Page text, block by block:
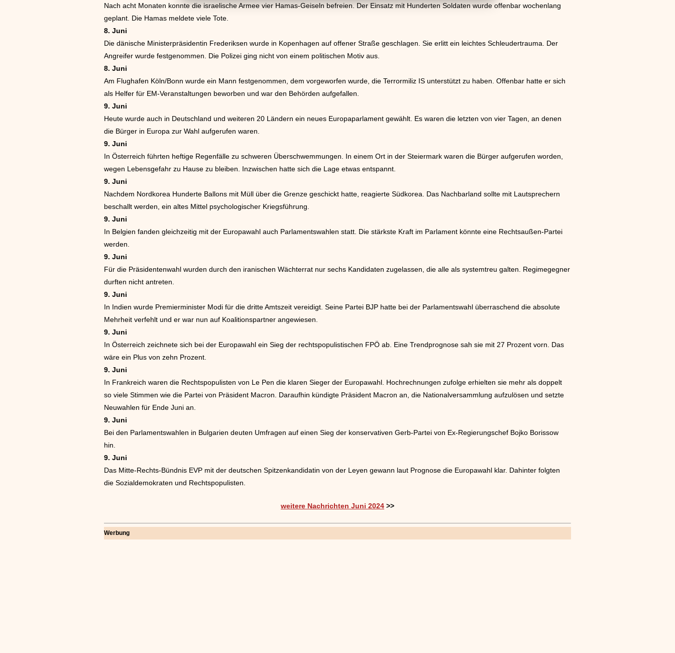
Nach acht Monaten konnte die israelische Armee vier Hamas-Geiseln befreien. Der Einsatz mit Hunderten Soldaten wurde offenbar wochenlang
geplant. Die Hamas meldete viele Tote.
8. Juni
Die dänische Ministerpräsidentin Frederiksen wurde in Kopenhagen auf offener Straße geschlagen. Sie erlitt ein leichtes Schleudertrauma. Der
Angreifer wurde festgenommen. Die Polizei ging nicht von einem politischen Motiv aus.
8. Juni
Am Flughafen Köln/Bonn wurde ein Mann festgenommen, dem vorgeworfen wurde, die Terrormiliz IS unterstützt zu haben. Offenbar hatte er sich
als Helfer für EM-Veranstaltungen beworben und war den Behörden aufgefallen.
9. Juni
Heute wurde auch in Deutschland und weiteren 20 Ländern ein neues Europaparlament gewählt. Es waren die letzten von vier Tagen, an denen
die Bürger in Europa zur Wahl aufgerufen waren.
9. Juni
In Österreich führten heftige Regenfälle zu schweren Überschwemmungen. In einem Ort in der Steiermark waren die Bürger aufgerufen worden,
wegen Lebensgefahr zu Hause zu bleiben. Inzwischen hatte sich die Lage etwas entspannt.
9. Juni
Nachdem Nordkorea Hunderte Ballons mit Müll über die Grenze geschickt hatte, reagierte Südkorea. Das Nachbarland sollte mit Lautsprechern
beschallt werden, ein altes Mittel psychologischer Kriegsführung.
9. Juni
In Belgien fanden gleichzeitig mit der Europawahl auch Parlamentswahlen statt. Die stärkste Kraft im Parlament könnte eine Rechtsaußen-Partei
werden.
9. Juni
Für die Präsidentenwahl wurden durch den iranischen Wächterrat nur sechs Kandidaten zugelassen, die alle als systemtreu galten. Regimegegner
durften nicht antreten.
9. Juni
In Indien wurde Premierminister Modi für die dritte Amtszeit vereidigt. Seine Partei BJP hatte bei der Parlamentswahl überraschend die absolute
Mehrheit verfehlt und er war nun auf Koalitionspartner angewiesen.
9. Juni
In Österreich zeichnete sich bei der Europawahl ein Sieg der rechtspopulistischen FPÖ ab. Eine Trendprognose sah sie mit 27 Prozent vorn. Das
wäre ein Plus von zehn Prozent.
9. Juni
In Frankreich waren die Rechtspopulisten von Le Pen die klaren Sieger der Europawahl. Hochrechnungen zufolge erhielten sie mehr als doppelt
so viele Stimmen wie die Partei von Präsident Macron. Daraufhin kündigte Präsident Macron an, die Nationalversammlung aufzulösen und setzte
Neuwahlen für Ende Juni an.
9. Juni
Bei den Parlamentswahlen in Bulgarien deuten Umfragen auf einen Sieg der konservativen Gerb-Partei von Ex-Regierungschef Bojko Borissow
hin.
9. Juni
Das Mitte-Rechts-Bündnis EVP mit der deutschen Spitzenkandidatin von der Leyen gewann laut Prognose die Europawahl klar. Dahinter folgten
die Sozialdemokraten und Rechtspopulisten.
weitere Nachrichten Juni 2024 >>
Werbung